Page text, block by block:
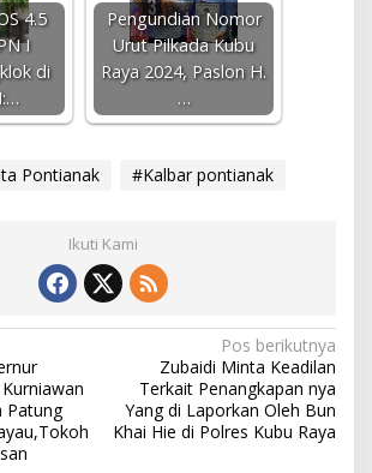
4.5
I
di
Pengundian Nomor
Urut Pilkada Kubu
Raya 2024, Paslon H.
…
Pontianak #Kalbar pontianak
Ikuti Kami
Patung
Pos berikutnya
Zubaidi Minta Keadilan
Terkait Penangkapan nya
Yang di Laporkan Oleh Bun
Khai Hie di Polres Kubu Raya